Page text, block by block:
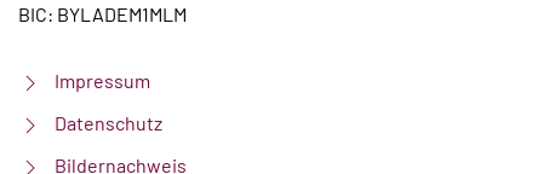
BIC: BYLADEM1MLM
Impressum
Datenschutz
Bildernachweis